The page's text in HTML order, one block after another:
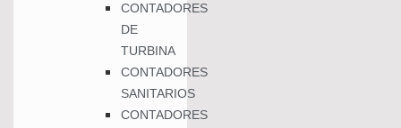
CONTADORES
DE
TURBINA
CONTADORES
SANITARIOS
CONTADORES